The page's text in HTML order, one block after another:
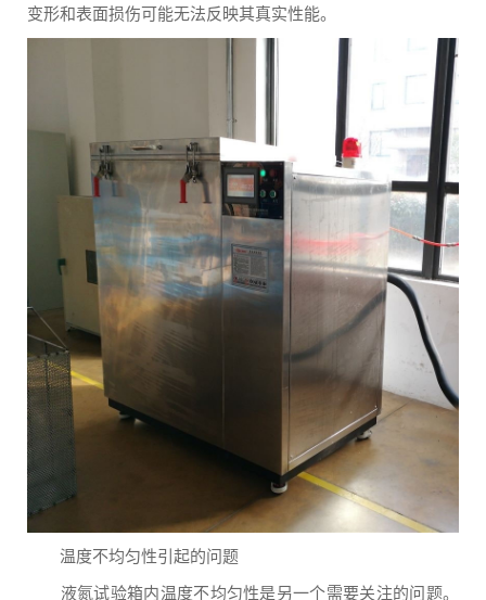
变形和表面损伤可能无法反映其真实性能。
温度不均匀性引起的问题
液氮试验箱内温度不均匀性是另一个需要关注的问题。